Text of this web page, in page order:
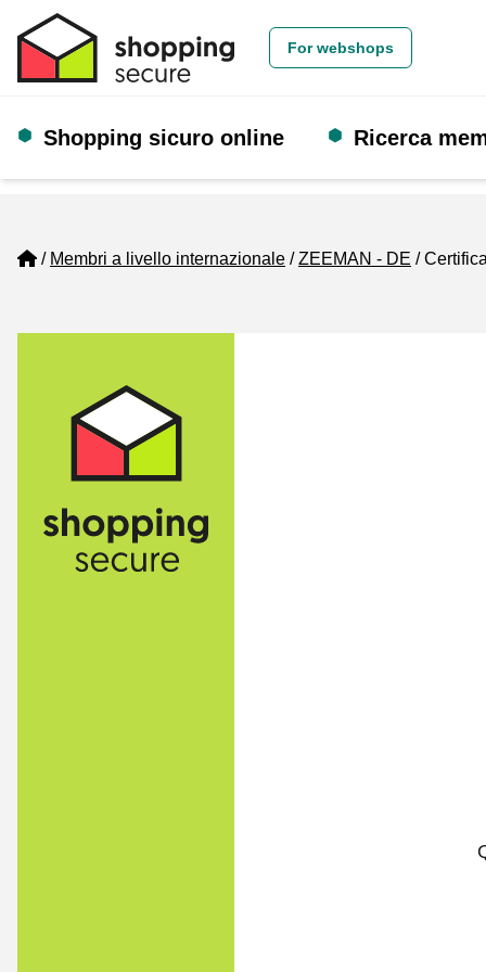
For webshops
Shopping sicuro online Ricerca
Home
Membri a livello internazionale ZEEMAN - DE